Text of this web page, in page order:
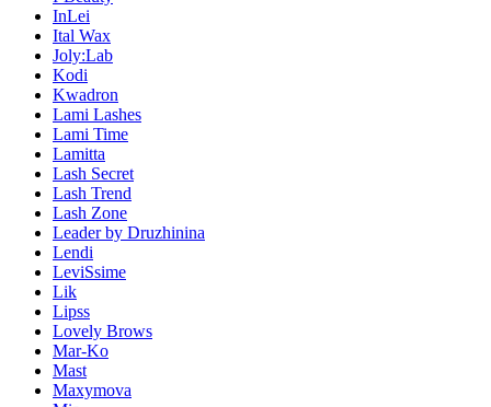
InLei
Ital Wax
Joly:Lab
Kodi
Kwadron
Lami Lashes
Lami Time
Lamitta
Lash Secret
Lash Trend
Lash Zone
Leader by Druzhinina
Lendi
LeviSsime
Lik
Lipss
Lovely Brows
Mar-Ko
Mast
Maxymova